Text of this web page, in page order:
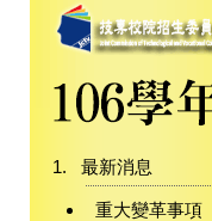
最新消息
重大變革事項